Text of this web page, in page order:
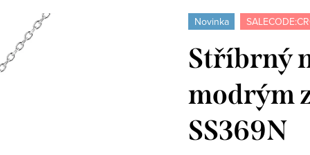
Novinka
Stříbrný
modrým
SS369N